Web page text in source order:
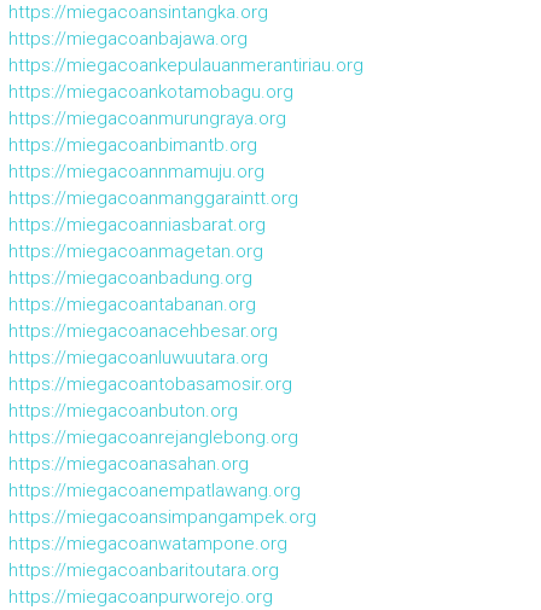
https://miegacoansintangka.org
https://miegacoanbajawa.org
https://miegacoankepulauanmerantiriau.org
https://miegacoankotamobagu.org
https://miegacoanmurungraya.org
https://miegacoanbimantb.org
https://miegacoannmamuju.org
https://miegacoanmanggaraintt.org
https://miegacoanniasbarat.org
https://miegacoanmagetan.org
https://miegacoanbadung.org
https://miegacoantabanan.org
https://miegacoanacehbesar.org
https://miegacoanluwuutara.org
https://miegacoantobasamosir.org
https://miegacoanbuton.org
https://miegacoanrejanglebong.org
https://miegacoanasahan.org
https://miegacoanempatlawang.org
https://miegacoansimpangampek.org
https://miegacoanwatampone.org
https://miegacoanbaritoutara.org
https://miegacoanpurworejo.org